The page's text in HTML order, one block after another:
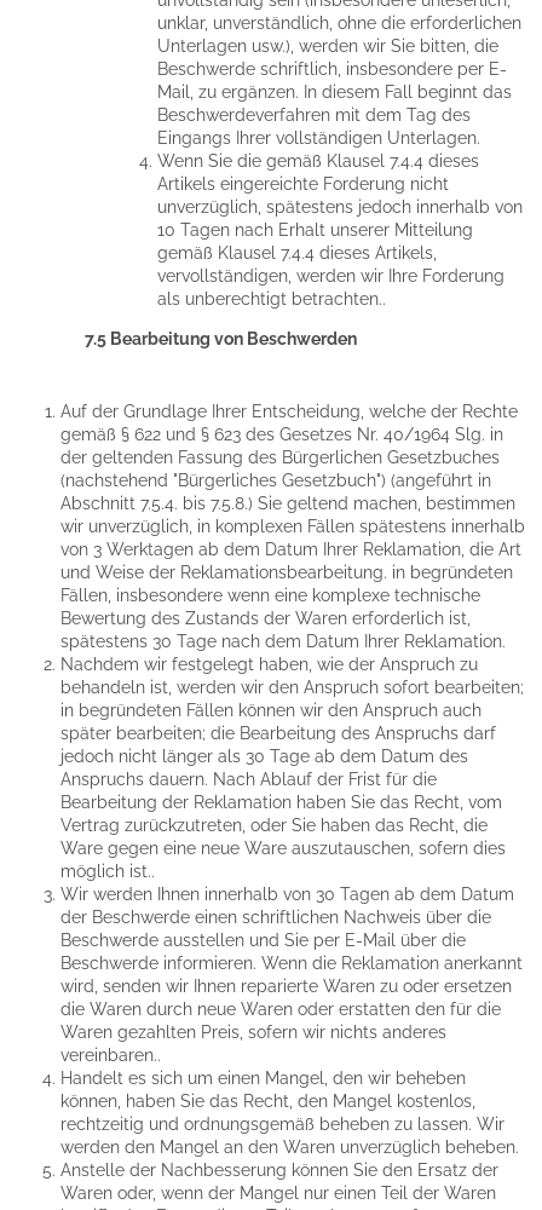
unklar, unverständlich, ohne die erforderlichen
Unterlagen usw.), werden wir Sie bitten, die
Beschwerde schriftlich, insbesondere per E-
Mail, zu ergänzen. In diesem Fall beginnt das
Beschwerdeverfahren mit dem Tag des
Eingangs Ihrer vollständigen Unterlagen.
Wenn Sie die gemäß Klausel 7.4.4 dieses
Artikels eingereichte Forderung nicht
unverzüglich, spätestens jedoch innerhalb von
10 Tagen nach Erhalt unserer Mitteilung
gemäß Klausel 7.4.4 dieses Artikels,
vervollständigen, werden wir Ihre Forderung
als unberechtigt betrachten..
7.5 Bearbeitung von Beschwerden
Auf der Grundlage Ihrer Entscheidung, welche der Rechte
gemäß § 622 und § 623 des Gesetzes Nr. 40/1964 Slg. in
der geltenden Fassung des Bürgerlichen Gesetzbuches
(nachstehend "Bürgerliches Gesetzbuch") (angeführt in
Abschnitt 7.5.4. bis 7.5.8.) Sie geltend machen, bestimmen
wir unverzüglich, in komplexen Fällen spätestens innerhalb
von 3 Werktagen ab dem Datum Ihrer Reklamation, die Art
und Weise der Reklamationsbearbeitung. in begründeten
Fällen, insbesondere wenn eine komplexe technische
Bewertung des Zustands der Waren erforderlich ist,
spätestens 30 Tage nach dem Datum Ihrer Reklamation.
Nachdem wir festgelegt haben, wie der Anspruch zu
behandeln ist, werden wir den Anspruch sofort bearbeiten;
in begründeten Fällen können wir den Anspruch auch
später bearbeiten; die Bearbeitung des Anspruchs darf
jedoch nicht länger als 30 Tage ab dem Datum des
Anspruchs dauern. Nach Ablauf der Frist für die
Bearbeitung der Reklamation haben Sie das Recht, vom
Vertrag zurückzutreten, oder Sie haben das Recht, die
Ware gegen eine neue Ware auszutauschen, sofern dies
möglich ist..
Wir werden Ihnen innerhalb von 30 Tagen ab dem Datum
der Beschwerde einen schriftlichen Nachweis über die
Beschwerde ausstellen und Sie per E-Mail über die
Beschwerde informieren. Wenn die Reklamation anerkannt
wird, senden wir Ihnen reparierte Waren zu oder ersetzen
die Waren durch neue Waren oder erstatten den für die
Waren gezahlten Preis, sofern wir nichts anderes
vereinbaren..
Handelt es sich um einen Mangel, den wir beheben
können, haben Sie das Recht, den Mangel kostenlos,
rechtzeitig und ordnungsgemäß beheben zu lassen. Wir
werden den Mangel an den Waren unverzüglich beheben.
Anstelle der Nachbesserung können Sie den Ersatz der
Waren oder, wenn der Mangel nur einen Teil der Waren